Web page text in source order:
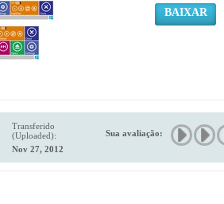
BAIXAR
Transferido
(Uploaded):
Nov 27, 2012
Sua avaliação: